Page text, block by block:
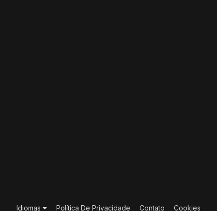
Idiomas Política De Privacidade Contato Cookies